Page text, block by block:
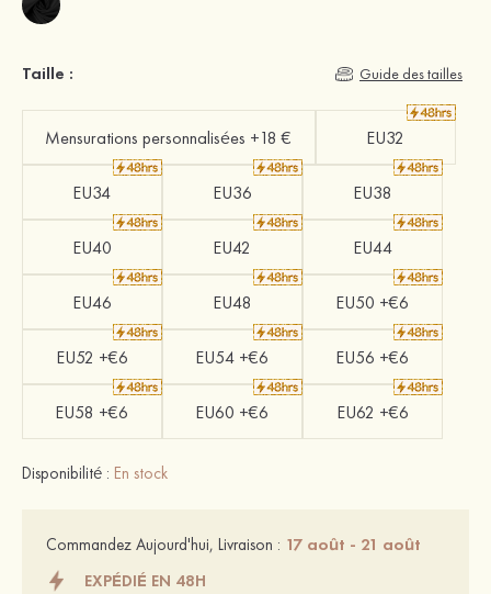
Taille : Guide des tailles
Mensurations personnalisées +18 € EU32
EU34 EU36 EU38
EU40 EU42 EU44
EU46 EU48 EU50 +€6
EU52 +€6 EU54 +€6 EU56 +€6
EU58 +€6 EU60 +€6 EU62 +€6
Disponibilité : En stock
Commandez Aujourd'hui, Livraison : 17 août - 21 août
EXPÉDIÉ EN 48H